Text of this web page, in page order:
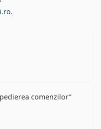
comenzilor